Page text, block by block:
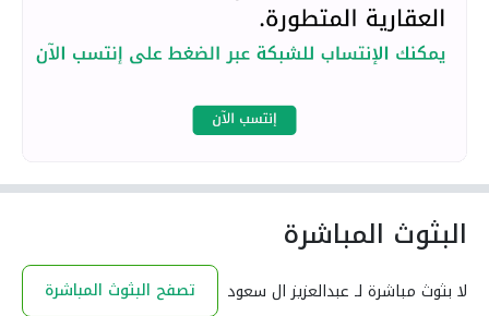
البثوث المباشرة
لا بثوث مباشرة لـ عبدالعزيز ال سعود تصفح البثوث المباشرة